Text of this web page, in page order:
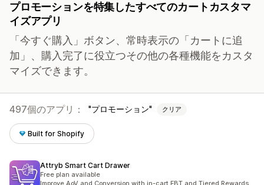
プロモーションを特集したすべてのカートカスタマ
イズアプリ
「今すぐ購入」ボタン、常時表示の「カートに追
加」、購入完了に役立つその他の各種機能をカスタ
マイズできます。
497個のアプリ： プロモーション クリア
Built for Shopify
Attryb Smart Cart Drawer
Free plan available
Improve AoV and Conversion with in-cart FBT and Tiered Rewards